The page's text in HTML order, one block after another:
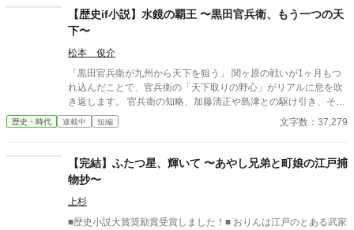
【歴史if小説】水鏡の覇王 〜黒田官兵衛、もう一つの天
下〜
松本 俊介
「黒田官兵衛が九州から天下を狙う」 関ヶ原の戦いが1ヶ月もつ
れ込んだことで、官兵衛の「天下取りの野心」がリアルに息を吹
き返します。 官兵衛の知略、加藤清正や島津との駆け引き、そし
て豊臣秀頼を擁した「九州王国」の建国から徳川家康との決戦な
どを歴史if小説としました。続きも掲載予定です。
歴史・時代 連載中 短編 文字数：37,279
【完結】ふたつ星、輝いて 〜あやし兄弟と町娘の江戸捕
物抄〜
上杉
■歴史小説大賞奨励賞受賞しました！■ おりんは江戸のとある武家